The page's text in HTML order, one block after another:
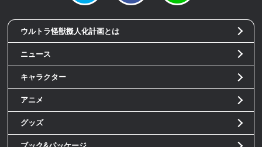
ウルトラ怪獣擬人化計画とは
ニュース
キャラクター
アニメ
グッズ